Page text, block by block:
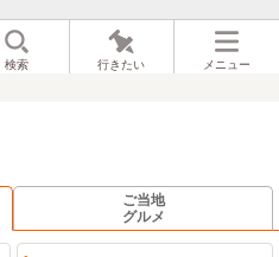
検索 行きたい メニュー
ご当地
グルメ